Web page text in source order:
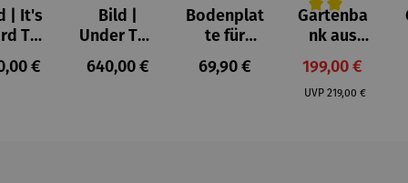
| It's
To
Rich
–
Preis:
€
Bild |
Under The
Whisper
Of
Regulärer Preis:
640,00 €
Bodenplat
te für
Feuerkorb
rund Ø 70
Regulärer Preis:
69,90 €
Gartenba
nk aus
Teakholz –
Anker
Verkaufspreis:
199,00 €
UVP Regulärer Preis:
219,00 €